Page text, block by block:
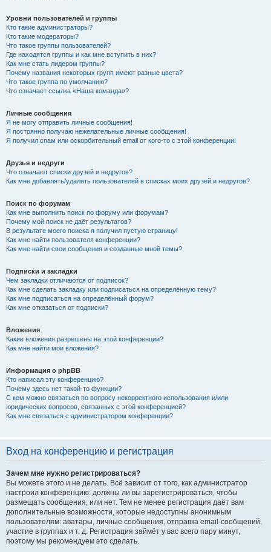
Уровни пользователей и группы
Кто такие администраторы?
Кто такие модераторы?
Что такое группы пользователей?
Где находятся группы и как мне вступить в них?
Как мне стать лидером группы?
Почему названия некоторых групп имеют разные цвета?
Что такое группа по умолчанию?
Что означает ссылка «Наша команда»?
Личные сообщения
Я не могу отправить личные сообщения!
Я постоянно получаю нежелательные личные сообщения!
Я получил спам или оскорбительный email от кого-то с этой конференции!
Друзья и недруги
Что означают списки друзей и недругов?
Как мне добавлять/удалять пользователей в списках моих друзей и недругов?
Поиск по форумам
Как мне выполнить поиск по форуму или форумам?
Почему мой поиск не даёт результатов?
В результате моего поиска я получил пустую страницу!
Как мне найти пользователя конференции?
Как мне найти свои сообщения и созданные мной темы?
Подписки и закладки
Чем закладки отличаются от подписок?
Как мне сделать закладку или подписаться на определённую тему?
Как мне подписаться на определённый форум?
Как мне отказаться от подписки?
Вложения
Какие вложения разрешены на этой конференции?
Как мне найти мои вложения?
Информация о phpBB
Кто написал эту конференцию?
Почему здесь нет такой-то функции?
С кем можно связаться по вопросу некорректного использования и/или
юридических вопросов, связанных с этой конференцией?
Как мне связаться с администратором конференции?
Вход на конференцию и регистрация
Зачем мне нужно регистрироваться?
Вы можете этого и не делать. Всё зависит от того, как администратор
настроил конференцию: должны ли вы зарегистрироваться, чтобы
размещать сообщения, или нет. Тем не менее регистрация даёт вам
дополнительные возможности, которые недоступны анонимным
пользователям: аватары, личные сообщения, отправка email-сообщений,
участие в группах и т. д. Регистрация займёт у вас всего пару минут,
поэтому мы рекомендуем это сделать.